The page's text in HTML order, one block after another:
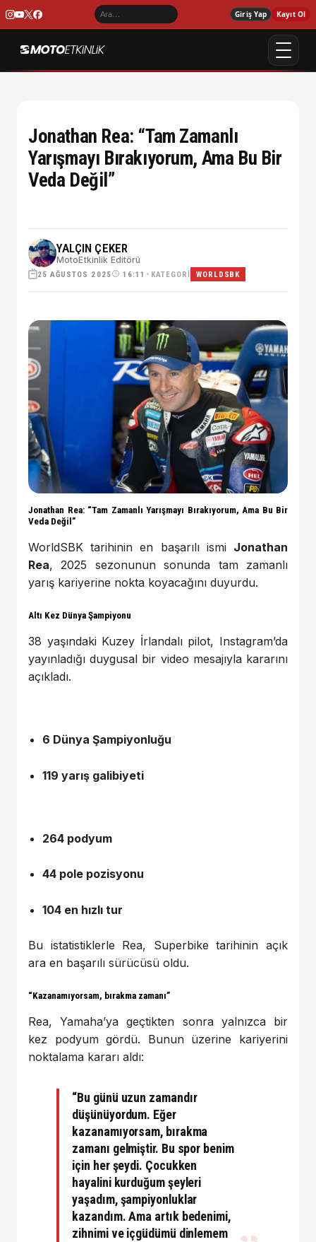
Giriş Yap Kayıt Ol
Jonathan Rea: “Tam Zamanlı
Yarışmayı Bırakıyorum, Ama Bu Bir
Veda Değil”
YALÇIN ÇEKER
MotoEtkinlik Editörü
25 AĞUSTOS 2025 16:11 • KATEGORI WORLDSBK
Jonathan Rea: “Tam Zamanlı Yarışmayı Bırakıyorum, Ama Bu Bir
Veda Değil”
WorldSBK tarihinin en başarılı ismi Jonathan
Rea, 2025 sezonunun sonunda tam zamanlı
yarış kariyerine nokta koyacağını duyurdu.
Altı Kez Dünya Şampiyonu
38 yaşındaki Kuzey İrlandalı pilot, Instagram’da
yayınladığı duygusal bir video mesajıyla kararını
açıkladı.
6 Dünya Şampiyonluğu
119 yarış galibiyeti
264 podyum
44 pole pozisyonu
104 en hızlı tur
Bu istatistiklerle Rea, Superbike tarihinin açık
ara en başarılı sürücüsü oldu.
“Kazanamıyorsam, bırakma zamanı”
Rea, Yamaha’ya geçtikten sonra yalnızca bir
kez podyum gördü. Bunun üzerine kariyerini
noktalama kararı aldı:
“Bu günü uzun zamandır
düşünüyordum. Eğer
kazanamıyorsam, bırakma
zamanı gelmiştir. Bu spor benim
için her şeydi. Çocukken
hayalini kurduğum şeyleri
yaşadım, şampiyonluklar
kazandım. Ama artık bedenimi,
zihnimi ve içgüdümü dinlemem